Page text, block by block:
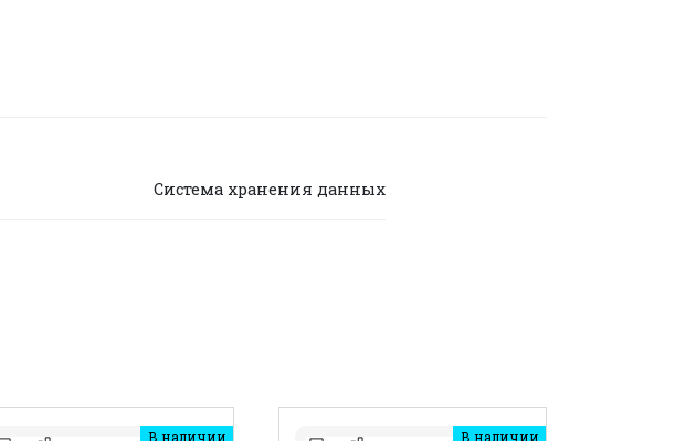
Система хранения данных
В наличии
В наличии